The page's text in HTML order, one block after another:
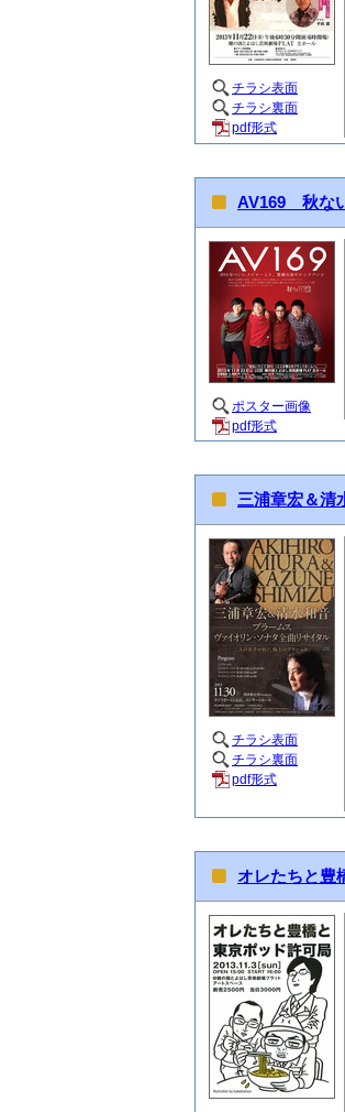
チラシ表面
チラシ裏面
pdf形式
AV169 秋な
ポスター画像
pdf形式
三浦章宏＆
チラシ表面
チラシ裏面
pdf形式
オレたちと